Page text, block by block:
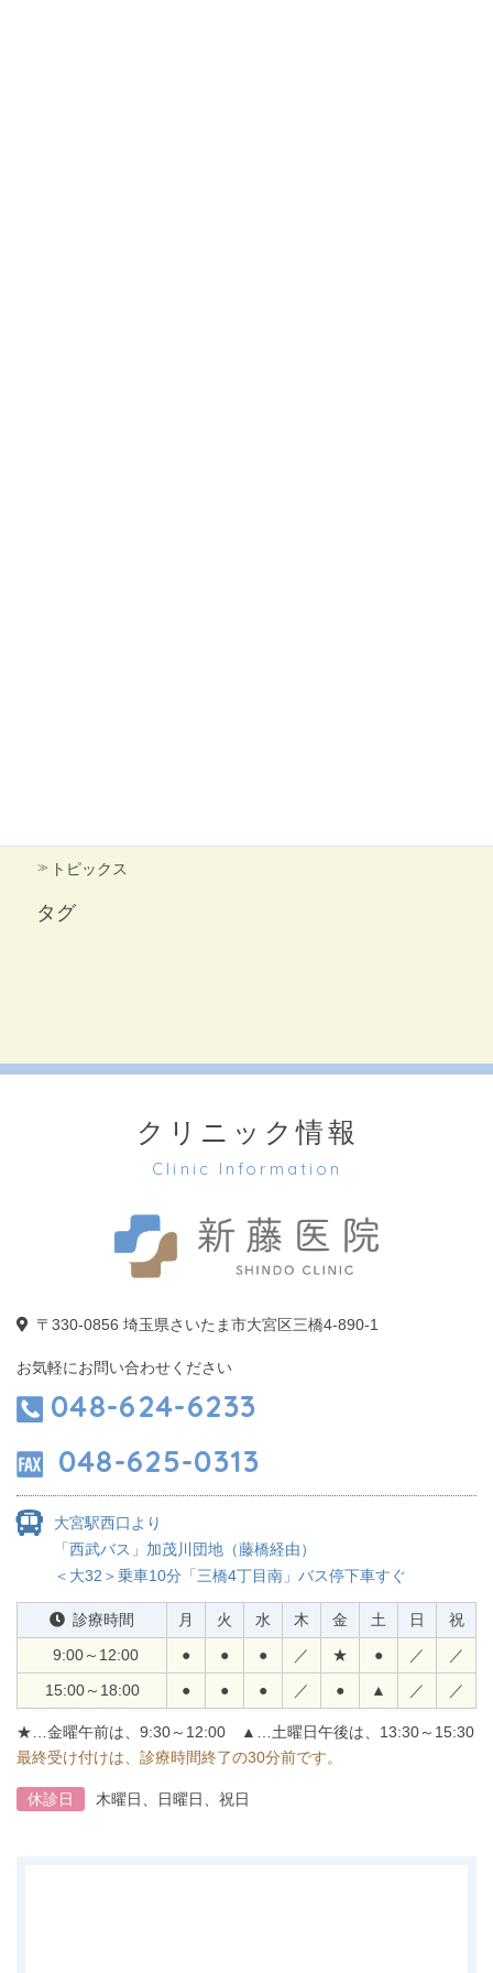
トピックス
タグ
クリニック情報
Clinic Information
〒330-0856 埼玉県さいたま市大宮区三橋4-890-1
お気軽にお問い合わせください
048-624-6233
048-625-0313
大宮駅西口より
「西武バス」 加茂川団地（藤橋経由）
＜大32＞乗車10分 「三橋4丁目南」バス停下車すぐ
診療時間 月 火 水 木 金 土 日
祝
9:00～12:00
● ● ● ／ ★ ● ／
／
15:00～18:00
● ● ● ／ ● ▲ ／ ／
★…金曜午前は、9:30～12:00
▲…土曜日午後は、13:30～15:30
最終受け付けは、診療時間終了の30分前です。
休診日 木曜日、日曜日、祝日